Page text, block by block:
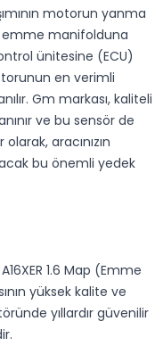
motorun yanma
emme manifolduna
ünitesine (ECU)
en verimli
Gm markası, kaliteli
ve bu sensör de
aracınızın
bu önemli yedek
1.6 Map (Emme
yüksek kalite ve
yıllardır güvenilir